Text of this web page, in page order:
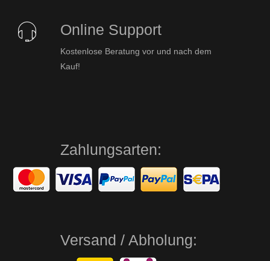
Online Support
Kostenlose Beratung vor und nach dem
Kauf!
Zahlungsarten:
Versand / Abholung: